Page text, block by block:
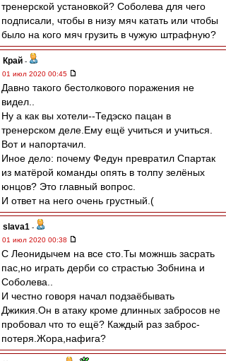
тренерской установкой? Соболева для чего
подписали, чтобы в низу мяч катать или чтобы
было на кого мяч грузить в чужую штрафную?
Край -
01 июл 2020 00:45
Давно такого бестолкового поражения не
видел..
Ну а как вы хотели--Тедэско пацан в
тренерском деле.Ему ещё учиться и учиться.
Вот и напортачил.
Иное дело: почему Федун превратил Спартак
из матёрой команды опять в толпу зелёных
юнцов? Это главный вопрос.
И ответ на него очень грустный.(
slava1 -
01 июл 2020 00:38
С Леонидычем на все сто.Ты можншь засрать
пас,но играть дерби со страстью Зобнина и
Соболева..
И честно говоря начал подзаёбывать
Джикия.Он в атаку кроме длинных забросов не
пробовал что то ещё? Каждый раз заброс-
потеря.Жора,нафига?